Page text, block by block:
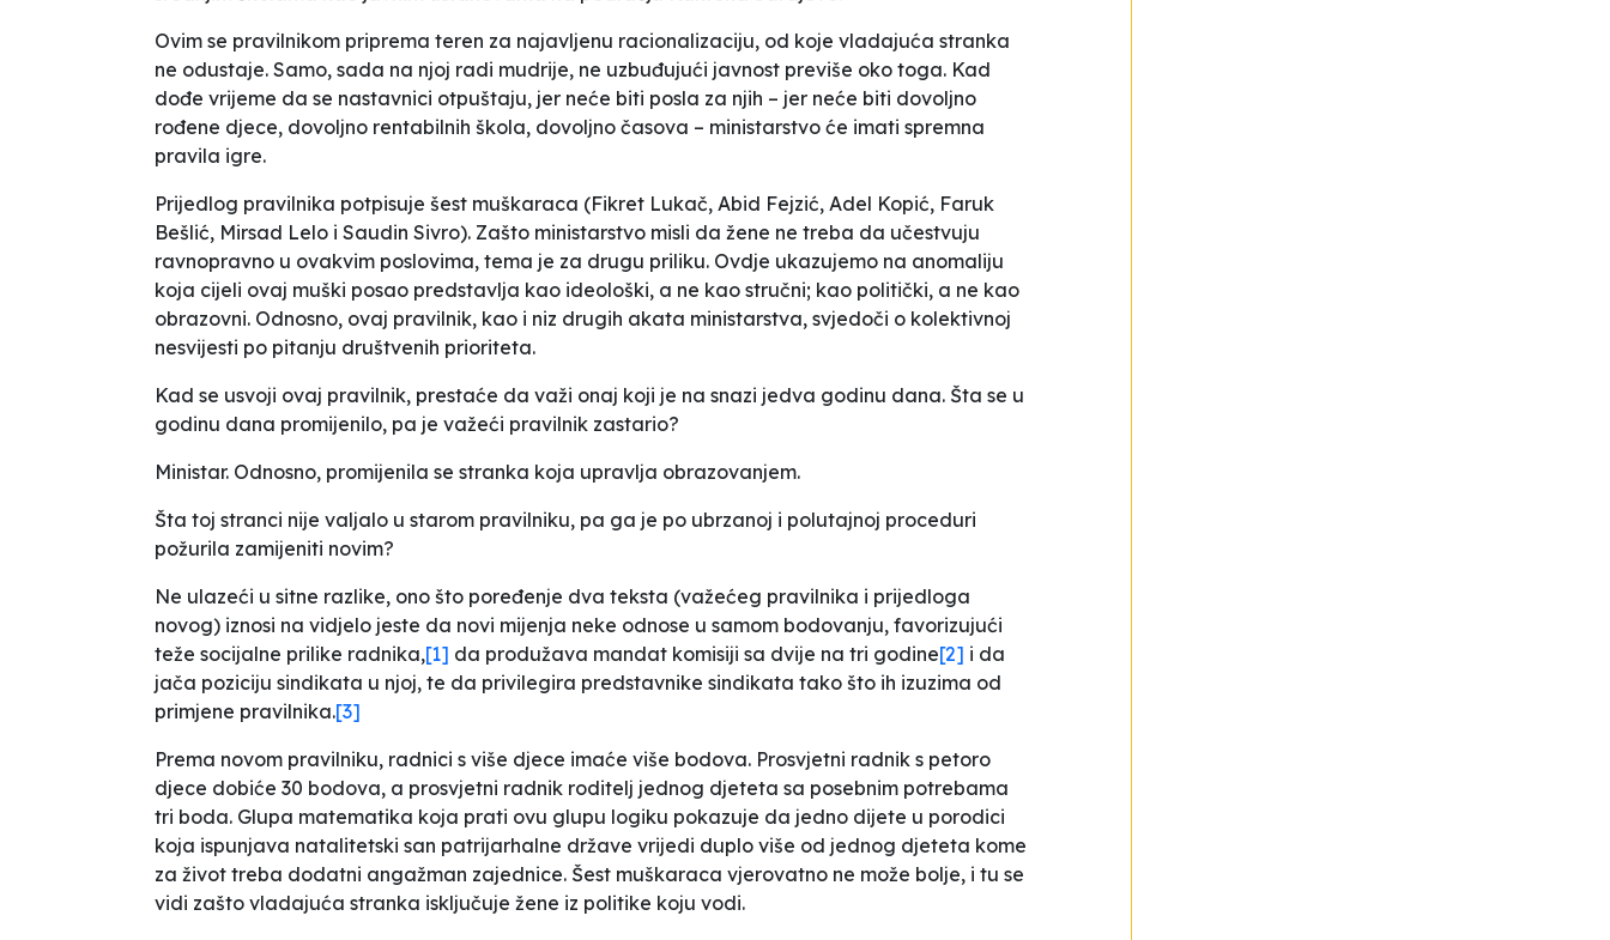
Ovim se pravilnikom priprema teren za najavljenu racionalizaciju, od koje vladajuća stranka
ne odustaje. Samo, sada na njoj radi mudrije, ne uzbuđujući javnost previše oko toga. Kad
dođe vrijeme da se nastavnici otpuštaju, jer neće biti posla za njih – jer neće biti dovoljno
rođene djece, dovoljno rentabilnih škola, dovoljno časova – ministarstvo će imati spremna
pravila igre.
Prijedlog pravilnika potpisuje šest muškaraca (Fikret Lukač, Abid Fejzić, Adel Kopić, Faruk
Bešlić, Mirsad Lelo i Saudin Sivro). Zašto ministarstvo misli da žene ne treba da učestvuju
ravnopravno u ovakvim poslovima, tema je za drugu priliku. Ovdje ukazujemo na anomaliju
koja cijeli ovaj muški posao predstavlja kao ideološki, a ne kao stručni; kao politički, a ne kao
obrazovni. Odnosno, ovaj pravilnik, kao i niz drugih akata ministarstva, svjedoči o kolektivnoj
nesvijesti po pitanju društvenih prioriteta.
Kad se usvoji ovaj pravilnik, prestaće da važi onaj koji je na snazi jedva godinu dana. Šta se u
godinu dana promijenilo, pa je važeći pravilnik zastario?
Ministar. Odnosno, promijenila se stranka koja upravlja obrazovanjem.
Šta toj stranci nije valjalo u starom pravilniku, pa ga je po ubrzanoj i polutajnoj proceduri
požurila zamijeniti novim?
Ne ulazeći u sitne razlike, ono što poređenje dva teksta (važećeg pravilnika i prijedloga
novog) iznosi na vidjelo jeste da novi mijenja neke odnose u samom bodovanju, favorizujući
teže socijalne prilike radnika,[1] da produžava mandat komisiji sa dvije na tri godine[2] i da
jača poziciju sindikata u njoj, te da privilegira predstavnike sindikata tako što ih izuzima od
primjene pravilnika.[3]
Prema novom pravilniku, radnici s više djece imaće više bodova. Prosvjetni radnik s petoro
djece dobiće 30 bodova, a prosvjetni radnik roditelj jednog djeteta sa posebnim potrebama
tri boda. Glupa matematika koja prati ovu glupu logiku pokazuje da jedno dijete u porodici
koja ispunjava natalitetski san patrijarhalne države vrijedi duplo više od jednog djeteta kome
za život treba dodatni angažman zajednice. Šest muškaraca vjerovatno ne može bolje, i tu se
vidi zašto vladajuća stranka isključuje žene iz politike koju vodi.